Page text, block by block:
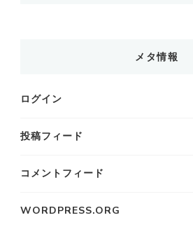
メタ情報
ログイン
投稿フィード
コメントフィード
WORDPRESS.ORG